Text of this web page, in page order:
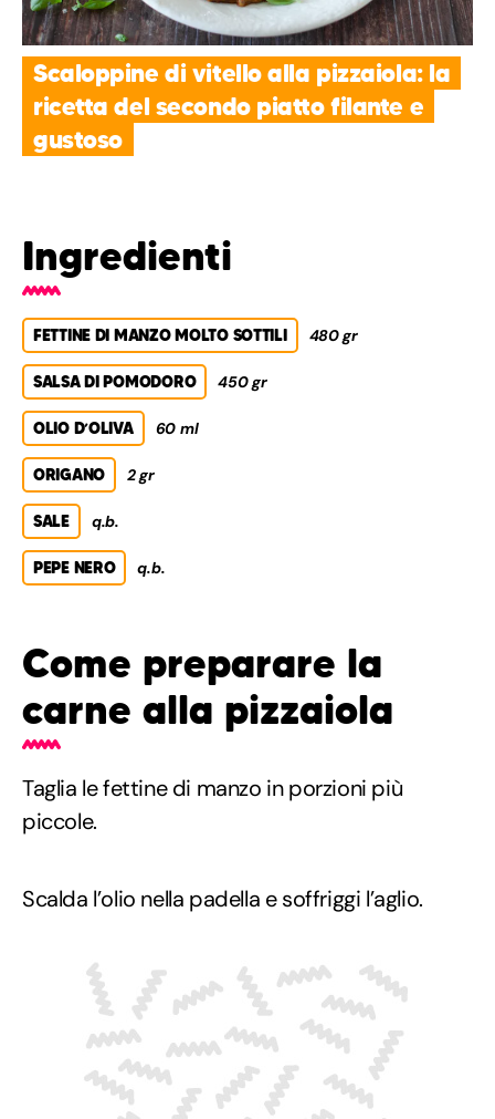
Scaloppine di vitello alla pizzaiola: la
ricetta del secondo piatto filante e
gustoso
Ingredienti
FETTINE DI MANZO MOLTO SOTTILI 480 gr
SALSA DI POMODORO 450 gr
OLIO D’OLIVA 60 ml
ORIGANO 2 gr
SALE q.b.
PEPE NERO q.b.
Come preparare la
carne alla pizzaiola
Taglia le fettine di manzo in porzioni più
piccole.
Scalda l’olio nella padella e soffriggi l’aglio.